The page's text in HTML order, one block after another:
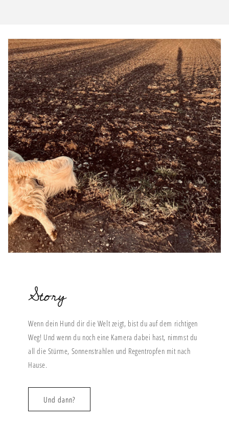
Story
Wenn dein Hund dir die Welt zeigt, bist du auf dem richtigen
Weg! Und wenn du noch eine Kamera dabei hast, nimmst du
all die Stürme, Sonnenstrahlen und Regentropfen mit nach
Hause.
Und dann?